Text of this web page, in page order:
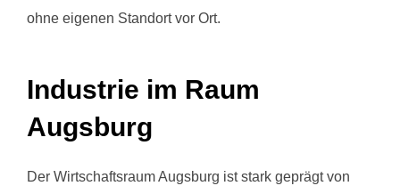
ohne eigenen Standort vor Ort.
Industrie im Raum
Augsburg
Der Wirtschaftsraum Augsburg ist stark geprägt von